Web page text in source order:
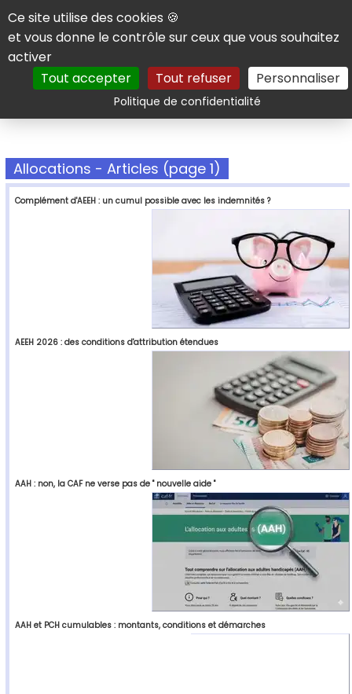
Panneau de gestion des cookies
Ce site utilise des cookies 🍪
et vous donne le contrôle sur ceux que vous souhaitez
activer
Tout accepter
Tout refuser Personnaliser
Politique de confidentialitéRechercher
Allocations - Articles (page 1)
Complément d'AEEH : un cumul possible avec les indemnités ?
AEEH 2026 : des conditions d'attribution étendues
AAH : non, la CAF ne verse pas de " nouvelle aide "
AAH et PCH cumulables : montants, conditions et démarches